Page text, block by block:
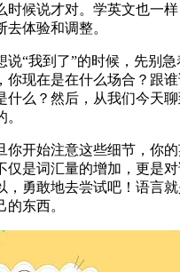
时候说才对。学英文也一
体验和调整。
“我到了”的时候，先别急
你现在是在什么场合？跟
什么？然后，从我们今天聊
你开始注意这些细节，你
仅是词汇量的增加，更是
，勇敢地去尝试吧！语言
东西。